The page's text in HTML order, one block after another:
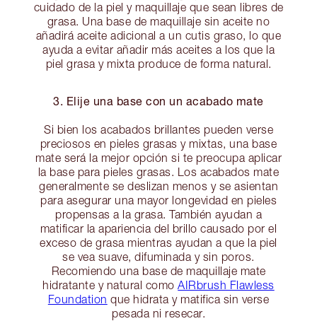
cuidado de la piel y maquillaje que sean libres de
grasa. Una base de maquillaje sin aceite no
añadirá aceite adicional a un cutis graso, lo que
ayuda a evitar añadir más aceites a los que la
piel grasa y mixta produce de forma natural.
3. Elije una base con un acabado mate
Si bien los acabados brillantes pueden verse
preciosos en pieles grasas y mixtas, una base
mate será la mejor opción si te preocupa aplicar
la base para pieles grasas. Los acabados mate
generalmente se deslizan menos y se asientan
para asegurar una mayor longevidad en pieles
propensas a la grasa. También ayudan a
matificar la apariencia del brillo causado por el
exceso de grasa mientras ayudan a que la piel
se vea suave, difuminada y sin poros.
Recomiendo una base de maquillaje mate
hidratante y natural comoAIRbrush Flawless
Foundation que hidrata y matifica sin verse
pesada ni resecar.